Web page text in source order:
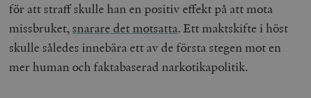
för att straff skulle han en positiv effekt på att mota
missbruket, snarare det motsatta. Ett maktskifte i höst
skulle således innebära ett av de första stegen mot en
mer human och faktabaserad narkotikapolitik.
.myfonts.net